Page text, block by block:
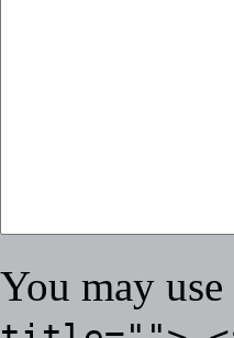
You may use